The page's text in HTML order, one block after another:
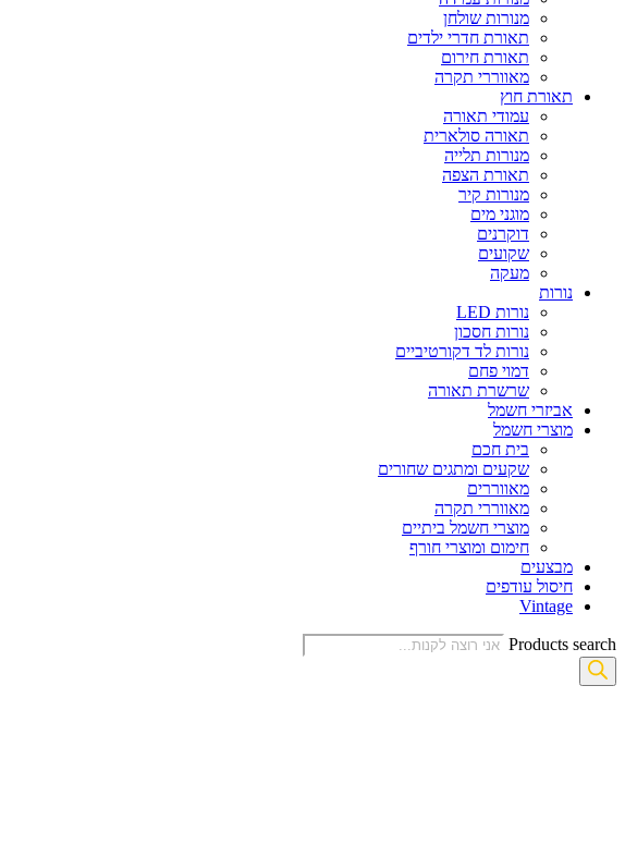
מנורות שולחן
תאורת חדרי ילדים
תאורת חירום
מאווררי תקרה
תאורת חוץ
עמודי תאורה
תאורה סולארית
מנורות תלייה
תאורת הצפה
מנורות קיר
מוגני מים
דוקרנים
שקועים
מעקה
נורות
נורות LED
נורות חסכון
נורות לד דקורטיביים
דמוי פחם
שרשרת תאורה
אביזרי חשמל
מוצרי חשמל
בית חכם
שקעים ומתגים שחורים
מאווררים
מאווררי תקרה
מוצרי חשמל ביתיים
חימום ומוצרי חורף
מבצעים
חיסול עודפים
Vintage
Products search